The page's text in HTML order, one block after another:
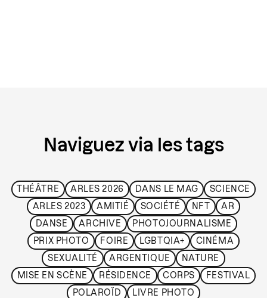
Naviguez via les tags
THÉÂTRE ARLES 2026 DANS LE MAG SCIENCE
ARLES 2023 AMITIÉ SOCIÉTÉ NFT AR
DANSE ARCHIVE PHOTOJOURNALISME
PRIX PHOTO FOIRE LGBTQIA+ CINÉMA
SEXUALITÉ ARGENTIQUE NATURE
MISE EN SCÈNE RÉSIDENCE CORPS FESTIVAL
POLAROÏD LIVRE PHOTO